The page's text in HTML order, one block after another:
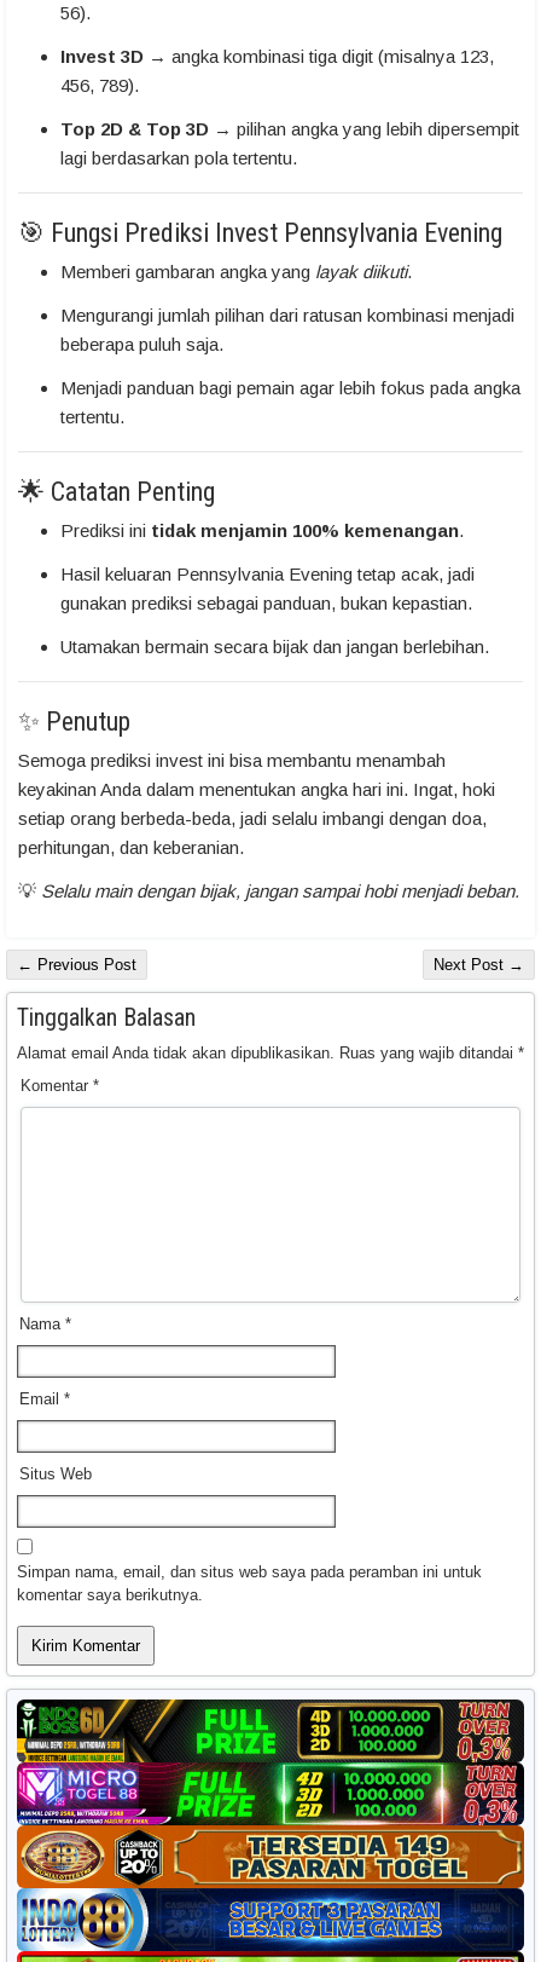
56).
Invest 3D → angka kombinasi tiga digit (misalnya 123,
456, 789).
Top 2D & Top 3D → pilihan angka yang lebih dipersempit
lagi berdasarkan pola tertentu.
🎯 Fungsi Prediksi Invest Pennsylvania Evening
Memberi gambaran angka yang layak diikuti.
Mengurangi jumlah pilihan dari ratusan kombinasi menjadi
beberapa puluh saja.
Menjadi panduan bagi pemain agar lebih fokus pada angka
tertentu.
🌟 Catatan Penting
Prediksi ini tidak menjamin 100% kemenangan.
Hasil keluaran Pennsylvania Evening tetap acak, jadi
gunakan prediksi sebagai panduan, bukan kepastian.
Utamakan bermain secara bijak dan jangan berlebihan.
✨ Penutup
Semoga prediksi invest ini bisa membantu menambah
keyakinan Anda dalam menentukan angka hari ini. Ingat, hoki
setiap orang berbeda-beda, jadi selalu imbangi dengan doa,
perhitungan, dan keberanian.
💡 Selalu main dengan bijak, jangan sampai hobi menjadi beban.
← Previous Post Next Post →
Tinggalkan Balasan
Alamat email Anda tidak akan dipublikasikan. Ruas yang wajib ditandai *
Komentar *
Nama *
Email *
Situs Web
Simpan nama, email, dan situs web saya pada peramban ini untuk
komentar saya berikutnya.